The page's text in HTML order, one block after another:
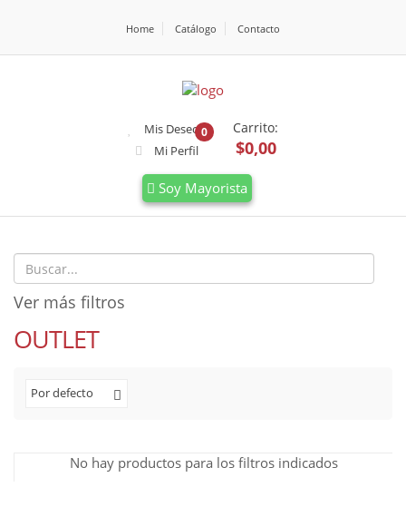
Home Catálogo Contacto
Mis Deseos
Mi Perfil
Soy Mayorista
0 Carrito:
$0,00
Ver más filtros
OUTLET
Por defecto
No hay productos para los filtros indicados